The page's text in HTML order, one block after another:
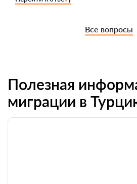
Все вопросы
Полезная
миграции в